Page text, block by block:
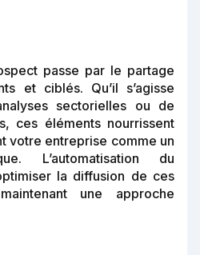
passe par le partage
et ciblés. Qu’il s’agisse
sectorielles ou de
ces éléments nourrissent
votre entreprise comme un
L’automatisation du
la diffusion de ces
une approche